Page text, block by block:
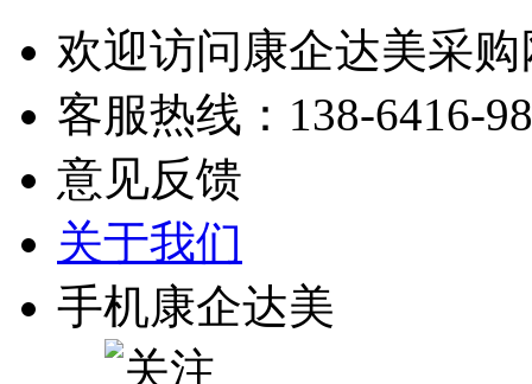
欢迎访问康企达美采购
客服热线： 138-6416-
意见反馈
关于我们
手机康企达美